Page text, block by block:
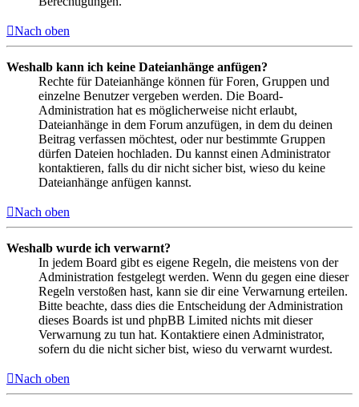
Nach oben
Weshalb kann ich keine Dateianhänge anfügen?
Rechte für Dateianhänge können für Foren, Gruppen und
einzelne Benutzer vergeben werden. Die Board-
Administration hat es möglicherweise nicht erlaubt,
Dateianhänge in dem Forum anzufügen, in dem du deinen
Beitrag verfassen möchtest, oder nur bestimmte Gruppen
dürfen Dateien hochladen. Du kannst einen Administrator
kontaktieren, falls du dir nicht sicher bist, wieso du keine
Dateianhänge anfügen kannst.
Nach oben
Weshalb wurde ich verwarnt?
In jedem Board gibt es eigene Regeln, die meistens von der
Administration festgelegt werden. Wenn du gegen eine dieser
Regeln verstoßen hast, kann sie dir eine Verwarnung erteilen.
Bitte beachte, dass dies die Entscheidung der Administration
dieses Boards ist und phpBB Limited nichts mit dieser
Verwarnung zu tun hat. Kontaktiere einen Administrator,
sofern du die nicht sicher bist, wieso du verwarnt wurdest.
Nach oben